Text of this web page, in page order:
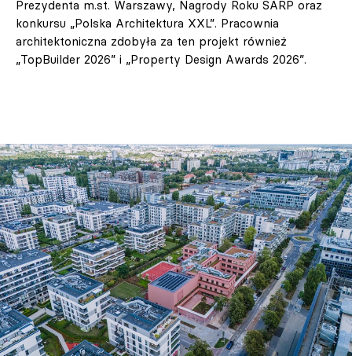
Prezydenta m.st. Warszawy, Nagrody Roku SARP oraz
konkursu „Polska Architektura XXL”. Pracownia
architektoniczna zdobyła za ten projekt również
„TopBuilder 2026” i „Property Design Awards 2026”.